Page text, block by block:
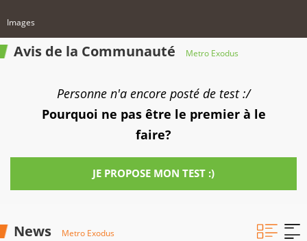
Images
Avis de la Communauté Metro Exodus
Personne n'a encore posté de test :/
Pourquoi ne pas être le premier à le
faire?
JE PROPOSE MON TEST :)
News Metro Exodus